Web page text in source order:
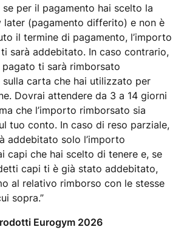
per il pagamento hai scelto la
later (pagamento differito) e non è
il termine di pagamento, l’importo
sarà addebitato. In caso contrario,
pagato ti sarà rimborsato
carta che hai utilizzato per
Dovrai attendere da 3 a 14 giorni
che l’importo rimborsato sia
tuo conto. In caso di reso parziale,
addebitato solo l’importo
capi che hai scelto di tenere e, se
capi ti è già stato addebitato,
al relativo rimborso con le stesse
sopra.”
Eurogym 2026